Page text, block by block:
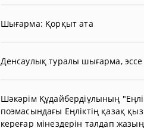
Шығарма: Қорқыт ата
Денсаулық туралы шығарма, эссе
Шәкәрім Құдайбердіұлының
поэмасындағы Еңліктің қазақ
кереғар мінездерін талдап